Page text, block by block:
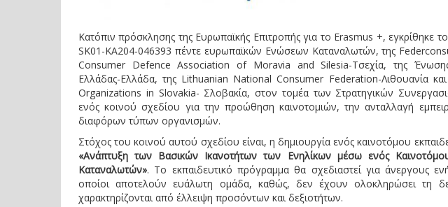
Κατόπιν πρόσκλησης της Ευρωπαϊκής Επιτροπής για το Erasmus +, εγκρίθηκε
SK01-KA204-046393 πέντε ευρωπαϊκών Eνώσεων Kαταναλωτών, της
Consumer Defence Association of Moravia and Silesia-Τσεχία, της
Ελλάδας-Ελλάδα, της Lithuanian National Consumer Federation-Λιθουανία
Organizations in Slovakia- Σλοβακία, στον τομέα των Στρατηγικών
ενός κοινού σχεδίου για την προώθηση καινοτομιών, την ανταλλαγή
διαφόρων τύπων οργανισμών.
Στόχος του κοινού αυτού σχεδίου είναι, η δημιουργία ενός καινοτόμου
«Ανάπτυξη των Βασικών Ικανοτήτων των Ενηλίκων μέσω ενός
Καταναλωτών». Το εκπαιδευτικό πρόγραμμα θα σχεδιαστεί για άνεργους
οποίοι αποτελούν ευάλωτη ομάδα, καθώς, δεν έχουν ολοκληρώσει τη
χαρακτηρίζονται από έλλειψη προσόντων και δεξιοτήτων.